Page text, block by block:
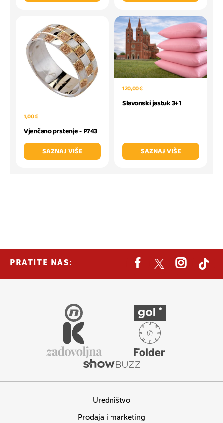
1,00 €
Vjenčano prstenje - P743
SAZNAJ VIŠE
120,00 €
Slavonski jastuk 3+1
SAZNAJ VIŠE
PRATITE NAS:
Uredništvo
Prodaja i marketing